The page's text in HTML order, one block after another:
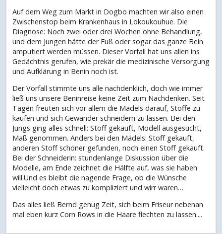
Auf dem Weg zum Markt in Dogbo machten wir also einen
Zwischenstop beim Krankenhaus in Lokoukouhue. Die
Diagnose: Noch zwei oder drei Wochen ohne Behandlung,
und dem Jungen hätte der Fuß oder sogar das ganze Bein
amputiert werden müssen. Dieser Vorfall hat uns allen ins
Gedächtnis gerufen, wie prekär die medizinische Versorgung
und Aufklärung in Benin noch ist.
Der Vorfall stimmte uns alle nachdenklich, doch wie immer
ließ uns unsere Beninreise keine Zeit zum Nachdenken. Seit
Tagen freuten sich vor allem die Mädels darauf, Stoffe zu
kaufen und sich Gewänder schneidern zu lassen. Bei den
Jungs ging alles schnell: Stoff gekauft, Modell ausgesucht,
Maß genommen. Anders bei den Mädels: Stoff gekauft,
anderen Stoff schöner gefunden, noch einen Stoff gekauft.
Bei der Schneiderin: stundenlange Diskussion über die
Modelle, am Ende zeichnet die Hälfte auf, was sie haben
will.Und es bleibt die nagende Frage, ob die Wünsche
vielleicht doch etwas zu kompliziert und wirr waren…
Das alles ließ Bernd genug Zeit, sich beim Friseur nebenan
mal eben kurz Corn Rows in die Haare flechten zu lassen....